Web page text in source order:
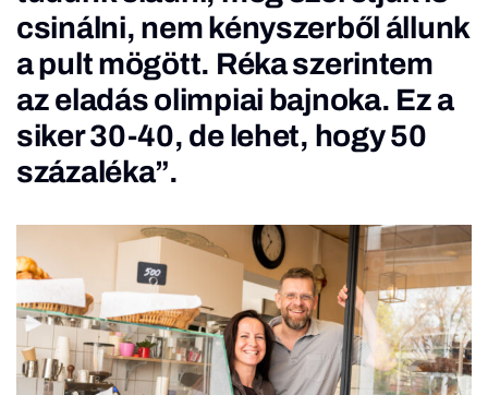
csinálni, nem kényszerből állunk
a pult mögött. Réka szerintem
az eladás olimpiai bajnoka. Ez a
siker 30-40, de lehet, hogy 50
százaléka”.